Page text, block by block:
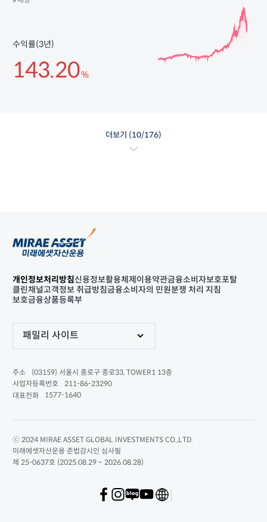
수익률(3년)
143.20%
더보기 (10/176)
개인정보처리방침신용정보활용체제 이용약관금융소비자보호포탈
클린채널고객정보 취급방침금융소비자의 민원분쟁 처리 지침
보호금융상품등록부
패밀리 사이트
주소
(03159) 서울시 종로구 종로33, TOWER1 13층
사업자등록번호
211-86-23290
대표전화
1577-1640
ⓒ 2024 MIRAE ASSET GLOBAL INVESTMENTS CO.,LTD.
미래에셋자산운용 준법감시인 심사필
제 25-0637호 (2025.08.29 ~ 2026.08.28)